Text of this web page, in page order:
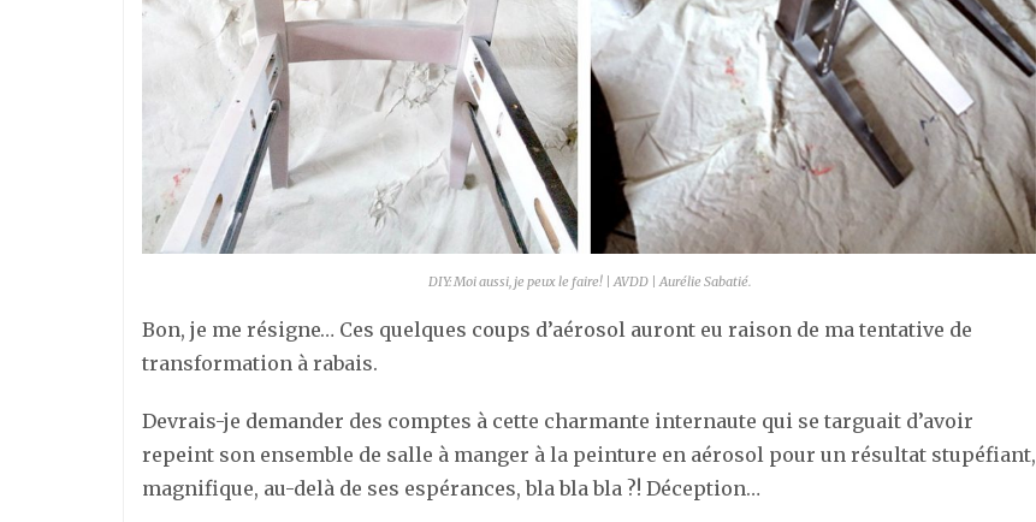
DIY: Moi aussi, je peux le faire! | AVDD | Aurélie Sabatié.
Bon, je me résigne… Ces quelques coups d’aérosol auront eu raison de ma tentative de
transformation à rabais.
Devrais-je demander des comptes à cette charmante internaute qui se targuait d’avoir
repeint son ensemble de salle à manger à la peinture en aérosol pour un résultat stupéfiant,
magnifique, au-delà de ses espérances, bla bla bla ?! Déception…